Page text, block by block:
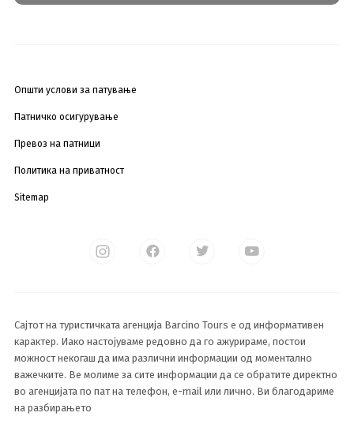
Општи услови за патување
Патничко осигурување
Превоз на патници
Политика на приватност
Sitemap
Сајтот на туристичката агенција Barcino Tours е од информативен
карактер. Иако настојуваме редовно да го ажурираме, постои
можност некогаш да има различни информации од моментално
важечките. Ве молиме за сите информации да се обратите директно
во агенцијата по пат на телефон, e-mail или лично. Ви благодариме
на разбирањето